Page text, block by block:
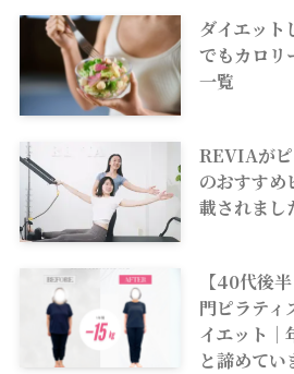
ダイエット
でもカロリ
一覧
REVIAが
のおすすめ
載されまし
【40代後
門ピラテ
イエット｜
と諦めてい